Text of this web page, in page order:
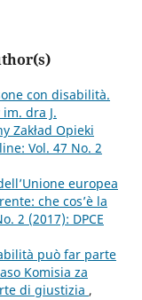
con disabilità.
dra J.
Zakład Opieki
Vol. 47 No. 2
europea
che cos’è la
2 (2017): DPCE
può far parte
Komisia za
di giustizia ,